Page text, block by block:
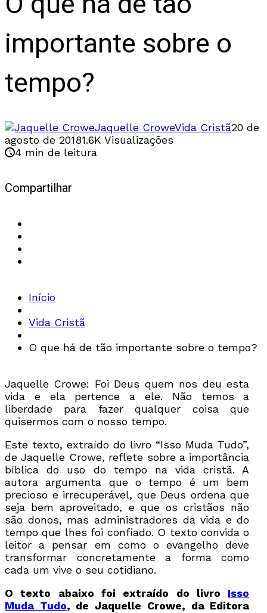
importante sobre o
tempo?
Jaquelle CroweVida Cristã20 de
agosto de 20181.6K Visualizações
4 min de leitura
Compartilhar
Início
Vida Cristã
O que há de tão importante sobre o tempo?
Jaquelle Crowe: Foi Deus quem nos deu esta
vida e ela pertence a ele. Não temos a
liberdade para fazer qualquer coisa que
quisermos com o nosso tempo.
Este texto, extraído do livro “Isso Muda Tudo”,
de Jaquelle Crowe, reflete sobre a importância
bíblica do uso do tempo na vida cristã. A
autora argumenta que o tempo é um bem
precioso e irrecuperável, que Deus ordena que
seja bem aproveitado, e que os cristãos não
são donos, mas administradores da vida e do
tempo que lhes foi confiado. O texto convida o
leitor a pensar em como o evangelho deve
transformar concretamente a forma como
cada um vive o seu cotidiano.
O texto abaixo foi extraído do livro Isso
Muda Tudo, de Jaquelle Crowe, da Editora